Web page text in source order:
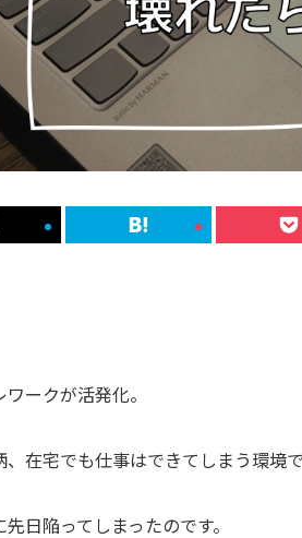
ークが活発化。
在宅でも仕事はできてしまう環境で
日陥ってしまったのです。